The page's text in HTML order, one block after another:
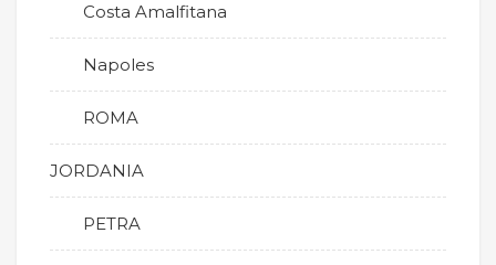
Costa Amalfitana
Napoles
ROMA
JORDANIA
PETRA